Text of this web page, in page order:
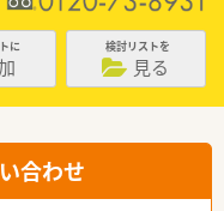
に 検討リストを
見る
合わせ